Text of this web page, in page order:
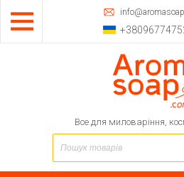
Все для миловаріння,